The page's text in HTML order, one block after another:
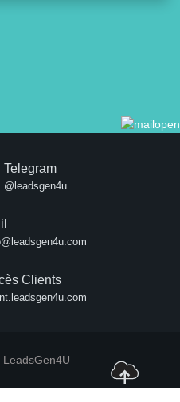
Telegram
@leadsgen4u
Clients